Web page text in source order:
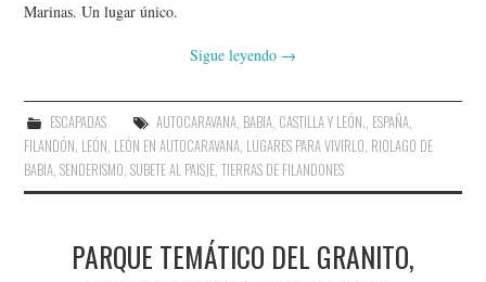
Marinas. Un lugar único.
Sigue leyendo →
ESCAPADAS AUTOCARAVANA, BABIA, CASTILLA Y LEÓN., ESPAÑA,
FILANDÓN, LEÓN, LEÓN EN AUTOCARAVANA, LUGARES PARA VIVIRLO, RIOLAGO DE
BABIA,SENDERISMO,SUBETE AL PAISJE,TIERRAS DE FILANDONES
PARQUE TEMÁTICO DEL GRANITO,